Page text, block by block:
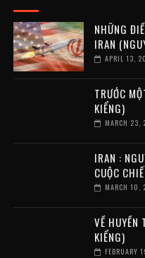
NHỮNG
IRAN
APRIL 13,
TRƯỚC
KIỂNG)
MARCH 23,
IRAN :
CUỘC
MARCH 10,
VỀ HUYỀN
KIỂNG)
FEBRUARY